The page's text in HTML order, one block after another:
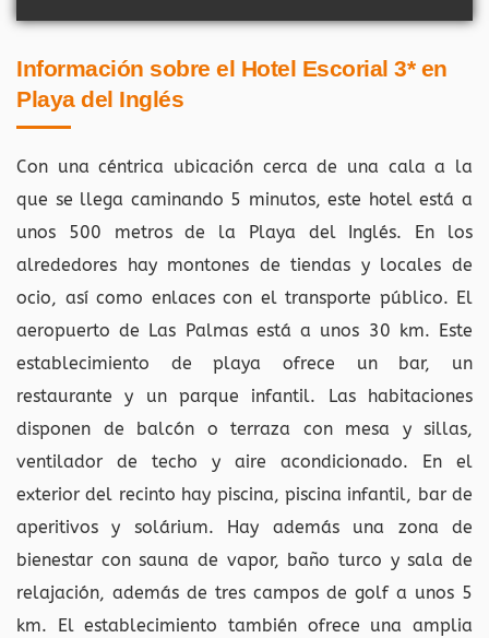
Información sobre el Hotel Escorial 3* en
Playa del Inglés
Con una céntrica ubicación cerca de una cala a la
que se llega caminando 5 minutos, este hotel está a
unos 500 metros de la Playa del Inglés. En los
alrededores hay montones de tiendas y locales de
ocio, así como enlaces con el transporte público. El
aeropuerto de Las Palmas está a unos 30 km. Este
establecimiento de playa ofrece un bar, un
restaurante y un parque infantil. Las habitaciones
disponen de balcón o terraza con mesa y sillas,
ventilador de techo y aire acondicionado. En el
exterior del recinto hay piscina, piscina infantil, bar de
aperitivos y solárium. Hay además una zona de
bienestar con sauna de vapor, baño turco y sala de
relajación, además de tres campos de golf a unos 5
km. El establecimiento también ofrece una amplia